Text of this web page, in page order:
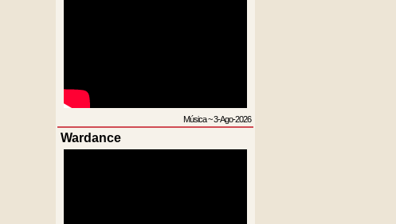
Música~3-Ago-2026
Wardance